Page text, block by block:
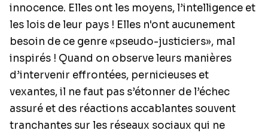
innocence. Elles ont les moyens, l’intelligence et
les lois de leur pays ! Elles n'ont aucunement
besoin de ce genre «pseudo-justiciers», mal
inspirés ! Quand on observe leurs manières
d’intervenir effrontées, pernicieuses et
vexantes, il ne faut pas s’étonner de l’échec
assuré et des réactions accablantes souvent
tranchantes sur les réseaux sociaux qui ne